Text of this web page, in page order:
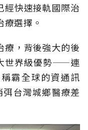
經快速接軌國際治
選擇。
療，背後強大的後
世界級優勢——連
霸全球的資通訊
弭台灣城鄉醫療差